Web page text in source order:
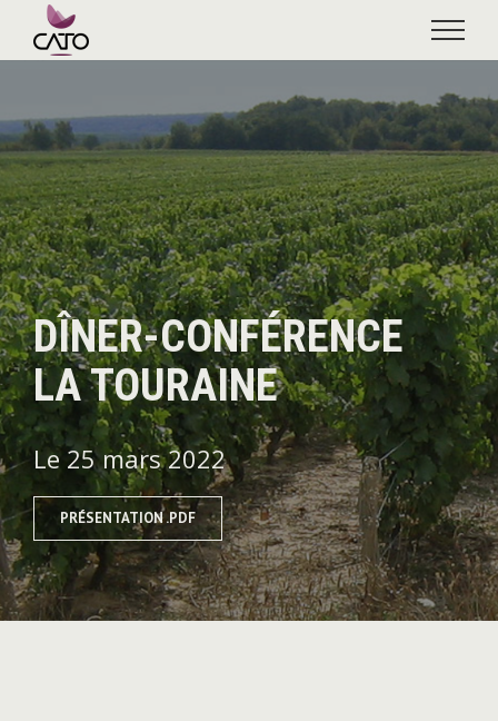
content
DÎNER-CONFÉRENCE
LA TOURAINE
Le 25 mars 2022
PRÉSENTATION .PDF